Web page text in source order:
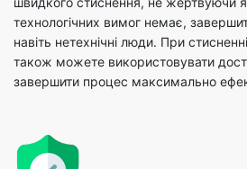
завершити процес максимально
Безпека даних